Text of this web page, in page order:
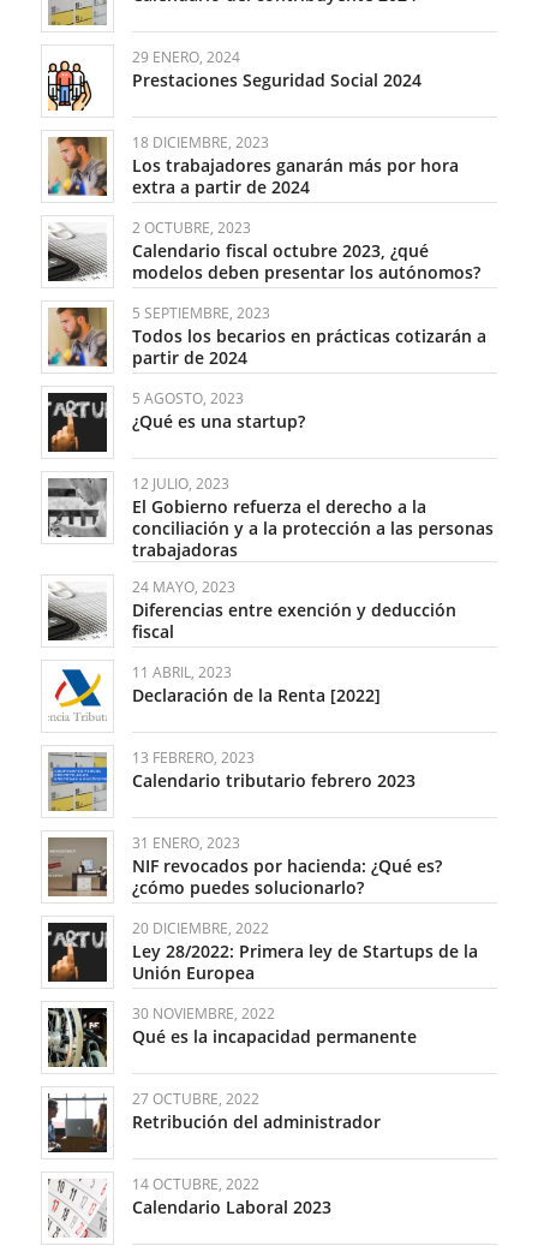
29 ENERO, 2024
Prestaciones Seguridad Social 2024
18 DICIEMBRE, 2023
Los trabajadores ganarán más por hora
extra a partir de 2024
2 OCTUBRE, 2023
Calendario fiscal octubre 2023, ¿qué
modelos deben presentar los autónomos?
5 SEPTIEMBRE, 2023
Todos los becarios en prácticas cotizarán a
partir de 2024
5 AGOSTO, 2023
¿Qué es una startup?
12 JULIO, 2023
El Gobierno refuerza el derecho a la
conciliación y a la protección a las personas
trabajadoras
24 MAYO, 2023
Diferencias entre exención y deducción
fiscal
11 ABRIL, 2023
Declaración de la Renta [2022]
13 FEBRERO, 2023
Calendario tributario febrero 2023
31 ENERO, 2023
NIF revocados por hacienda: ¿Qué es?
¿cómo puedes solucionarlo?
20 DICIEMBRE, 2022
Ley 28/2022: Primera ley de Startups de la
Unión Europea
30 NOVIEMBRE, 2022
Qué es la incapacidad permanente
27 OCTUBRE, 2022
Retribución del administrador
14 OCTUBRE, 2022
Calendario Laboral 2023